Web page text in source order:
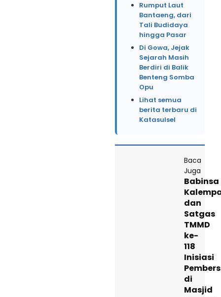
Rumput Laut
Bantaeng, dari
Tali Budidaya
hingga Pasar
Di Gowa, Jejak
Sejarah Masih
Berdiri di Balik
Benteng Somba
Opu
Lihat semua
berita terbaru di
Katasulsel
Baca
Juga
Babinsa
dan
Satgas
TMMD
ke-
118
Inisiasi
di
Masjid